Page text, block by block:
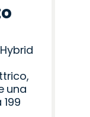
una